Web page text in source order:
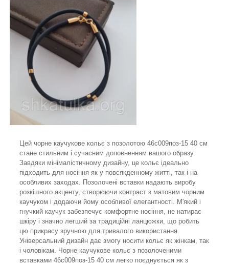
Цей чорне каучукове кольє з позолотою 46с009поз-15 40 см
стане стильним і сучасним доповненням вашого образу.
Завдяки мінімалістичному дизайну, це кольє ідеально
підходить для носіння як у повсякденному житті, так і на
особливих заходах. Позолочені вставки надають виробу
розкішного акценту, створюючи контраст з матовим чорним
каучуком і додаючи йому особливої елегантності. М'який і
гнучкий каучук забезпечує комфортне носіння, не натирає
шкіру і значно легший за традиційні ланцюжки, що робить
цю прикрасу зручною для тривалого використання.
Універсальний дизайн дає змогу носити кольє як жінкам, так
і чоловікам. Чорне каучукове кольє з позолоченими
вставками 46с009поз-15 40 см легко поєднується як з